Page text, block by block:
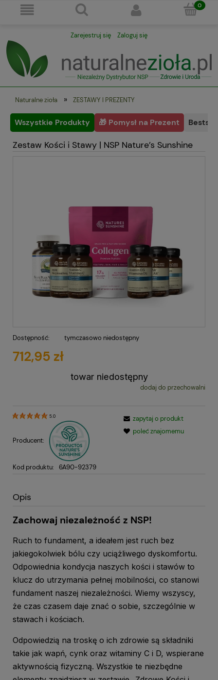
Zarejestruj się Zaloguj się
Naturalne zioła » ZESTAWY I PREZENTY
Wszystkie Produkty 🎁 Pomysł na Prezent
Zestaw Kości i Stawy | NSP Nature’s Sunshine
Dostępność: tymczasowo niedostępny
712,95 zł
towar niedostępny
dodaj do przechowalni
5.0
Producent:
Kod produktu: 6A90-92379
zapytaj o produkt
poleć znajomemu
Opis
Zachowaj niezależność z NSP!
Ruch to fundament, a ideałem jest ruch bez
jakiegokolwiek bólu czy uciążliwego dyskomfortu.
Odpowiednia kondycja naszych kości i stawów to
klucz do utrzymania pełnej mobilności, co stanowi
fundament naszej niezależności. Wiemy wszyscy,
że czas czasem daje znać o sobie, szczególnie w
stawach i kościach.
Odpowiedzią na troskę o ich zdrowie są składniki
takie jak wapń, cynk oraz witaminy C i D, wspierane
aktywnością fizyczną. Wszystkie te niezbędne